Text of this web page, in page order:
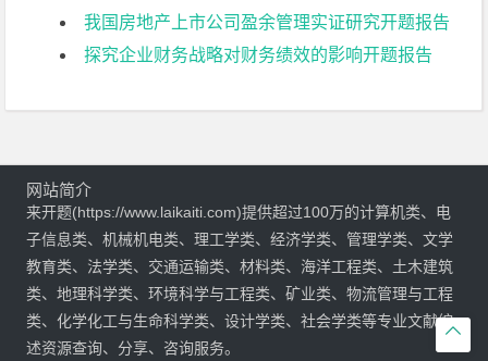
我国房地产上市公司盈余管理实证研究开题报告
探究企业财务战略对财务绩效的影响开题报告

网站简介
来开题(https://www.laikaiti.com)提供超过100万的计算机类、电
子信息类、机械机电类、理工学类、经济学类、管理学类、文学
教育类、法学类、交通运输类、材料类、海洋工程类、土木建筑
类、地理科学类、环境科学与工程类、矿业类、物流管理与工程
类、化学化工与生命科学类、设计学类、社会学类等专业文献综
述资源查询、分享、咨询服务。